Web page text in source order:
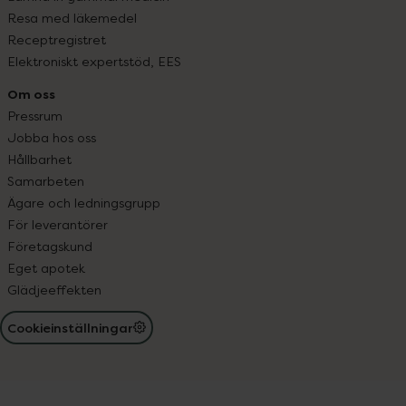
Resa med läkemedel
Receptregistret
Elektroniskt expertstöd, EES
Om oss
Pressrum
Jobba hos oss
Hållbarhet
Samarbeten
Ägare och ledningsgrupp
För leverantörer
Företagskund
Eget apotek
Glädjeeffekten
Cookieinställningar